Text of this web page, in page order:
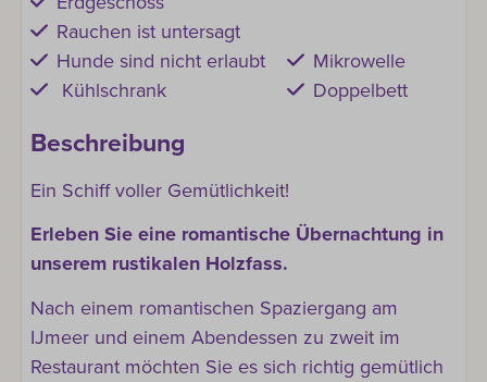
Rauchen ist untersagt
Hunde sind nicht erlaubt
Kühlschrank
Mikrowelle
Doppelbett
Beschreibung
Ein Schiff voller Gemütlichkeit!
Erleben Sie eine romantische Übernachtung in
unserem rustikalen Holzfass.
Nach einem romantischen Spaziergang am
IJmeer und einem Abendessen zu zweit im
Restaurant möchten Sie es sich richtig gemütlich